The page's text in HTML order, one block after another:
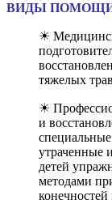
ВИДЫ
☀
тяжелых
☀
и
утраченные
детей
методами